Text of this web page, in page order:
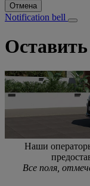
Отмена
Notification bell
Наши
Все поля,